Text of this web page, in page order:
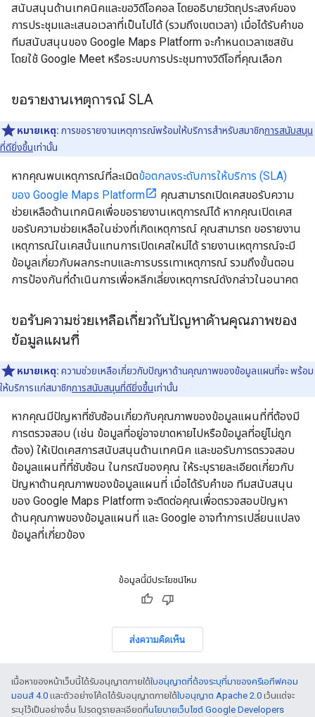
สนับสนุนด้านเทคนิคและขอวิดีโอคอล โดยอธิบายวัตถุประสงค์ของ
การประชุมและเสนอเวลาที่เป็นไปได้ (รวมถึงเขตเวลา) เมื่อได้รับคำขอ
ทีมสนับสนุนของ Google Maps Platform จะกำหนดเวลาเซสชัน
โดยใช้ Google Meet หรือระบบการประชุมทางวิดีโอที่คุณเลือก
ขอรายงานเหตุการณ์ SLA
หมายเหตุ: การขอรายงานเหตุการณ์พร้อมให้บริการสำหรับสมาชิกการสนับสนุน
ที่ดียิ่งขึ้นเท่านั้น
หากคุณพบเหตุการณ์ที่ละเมิดข้อตกลงระดับการให้บริการ (SLA)
ของ Google Maps Platform
คุณสามารถเปิดเคสขอรับความ
ช่วยเหลือด้านเทคนิคเพื่อขอรายงานเหตุการณ์ได้ หากคุณเปิดเคส
ขอรับความช่วยเหลือในช่วงที่เกิดเหตุการณ์ คุณสามารถ ขอรายงาน
เหตุการณ์ในเคสนั้นแทนการเปิดเคสใหม่ได้ รายงานเหตุการณ์จะมี
ข้อมูลเกี่ยวกับผลกระทบและการบรรเทาเหตุการณ์ รวมถึงขั้นตอน
การป้องกันที่ดำเนินการเพื่อหลีกเลี่ยงเหตุการณ์ดังกล่าวในอนาคต
ขอรับความช่วยเหลือเกี่ยวกับปัญหาด้านคุณภาพของ
ข้อมูลแผนที่
หมายเหตุ: ความช่วยเหลือเกี่ยวกับปัญหาด้านคุณภาพของข้อมูลแผนที่จะ พร้อม
ให้บริการแก่สมาชิกการสนับสนุนที่ดียิ่งขึ้นเท่านั้น
หากคุณมีปัญหาที่ซับซ้อนเกี่ยวกับคุณภาพของข้อมูลแผนที่ที่ต้องมี
การตรวจสอบ (เช่น ข้อมูลที่อยู่อาจขาดหายไปหรือข้อมูลที่อยู่ไม่ถูก
ต้อง) ให้เปิดเคสการสนับสนุนด้านเทคนิค และขอรับการตรวจสอบ
ข้อมูลแผนที่ที่ซับซ้อน ในกรณีของคุณ ให้ระบุรายละเอียดเกี่ยวกับ
ปัญหาด้านคุณภาพของข้อมูลแผนที่ เมื่อได้รับคำขอ ทีมสนับสนุน
ของ Google Maps Platform จะติดต่อคุณเพื่อตรวจสอบปัญหา
ด้านคุณภาพของข้อมูลแผนที่ และ Google อาจทำการเปลี่ยนแปลง
ข้อมูลที่เกี่ยวข้อง
ข้อมูลนี้มีประโยชน์ไหม
ส่งความคิดเห็น
เนื้อหาของหน้าเว็บนี้ได้รับอนุญาตภายใต้ใบอนุญาตที่ต้องระบุที่มาของครีเอทีฟคอม
มอนส์ 4.0 และตัวอย่างโค้ดได้รับอนุญาตภายใต้ใบอนุญาต Apache 2.0 เว้นแต่จะ
ระบุไว้เป็นอย่างอื่น โปรดดูรายละเอียดที่นโยบายเว็บไซต์ Google Developers